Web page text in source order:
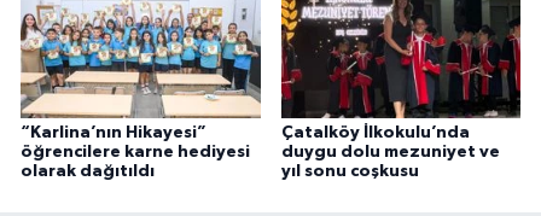
“Karlina’nın Hikayesi”
öğrencilere karne hediyesi
olarak dağıtıldı
Çatalköy İlkokulu’nda
duygu dolu mezuniyet ve
yıl sonu coşkusu